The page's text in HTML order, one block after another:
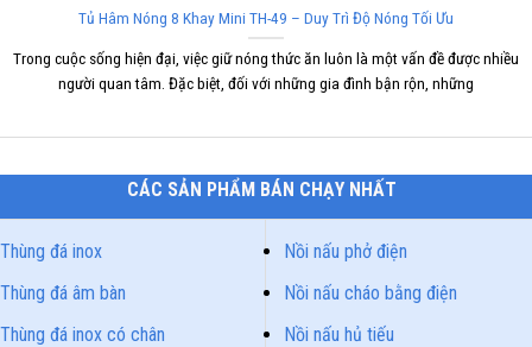
Tủ Hâm Nóng 8 Khay Mini TH-49 – Duy Trì Độ Nóng Tối Ưu
Trong cuộc sống hiện đại, việc giữ nóng thức ăn luôn là một vấn đề được nhiều
người quan tâm. Đặc biệt, đối với những gia đình bận rộn, những
CÁC SẢN PHẨM BÁN CHẠY NHẤT
Thùng đá inox
Thùng đá âm bàn
Thùng đá inox có chân
Nồi nấu phở điện
Nồi nấu cháo bằng điện
Nồi nấu hủ tiếu